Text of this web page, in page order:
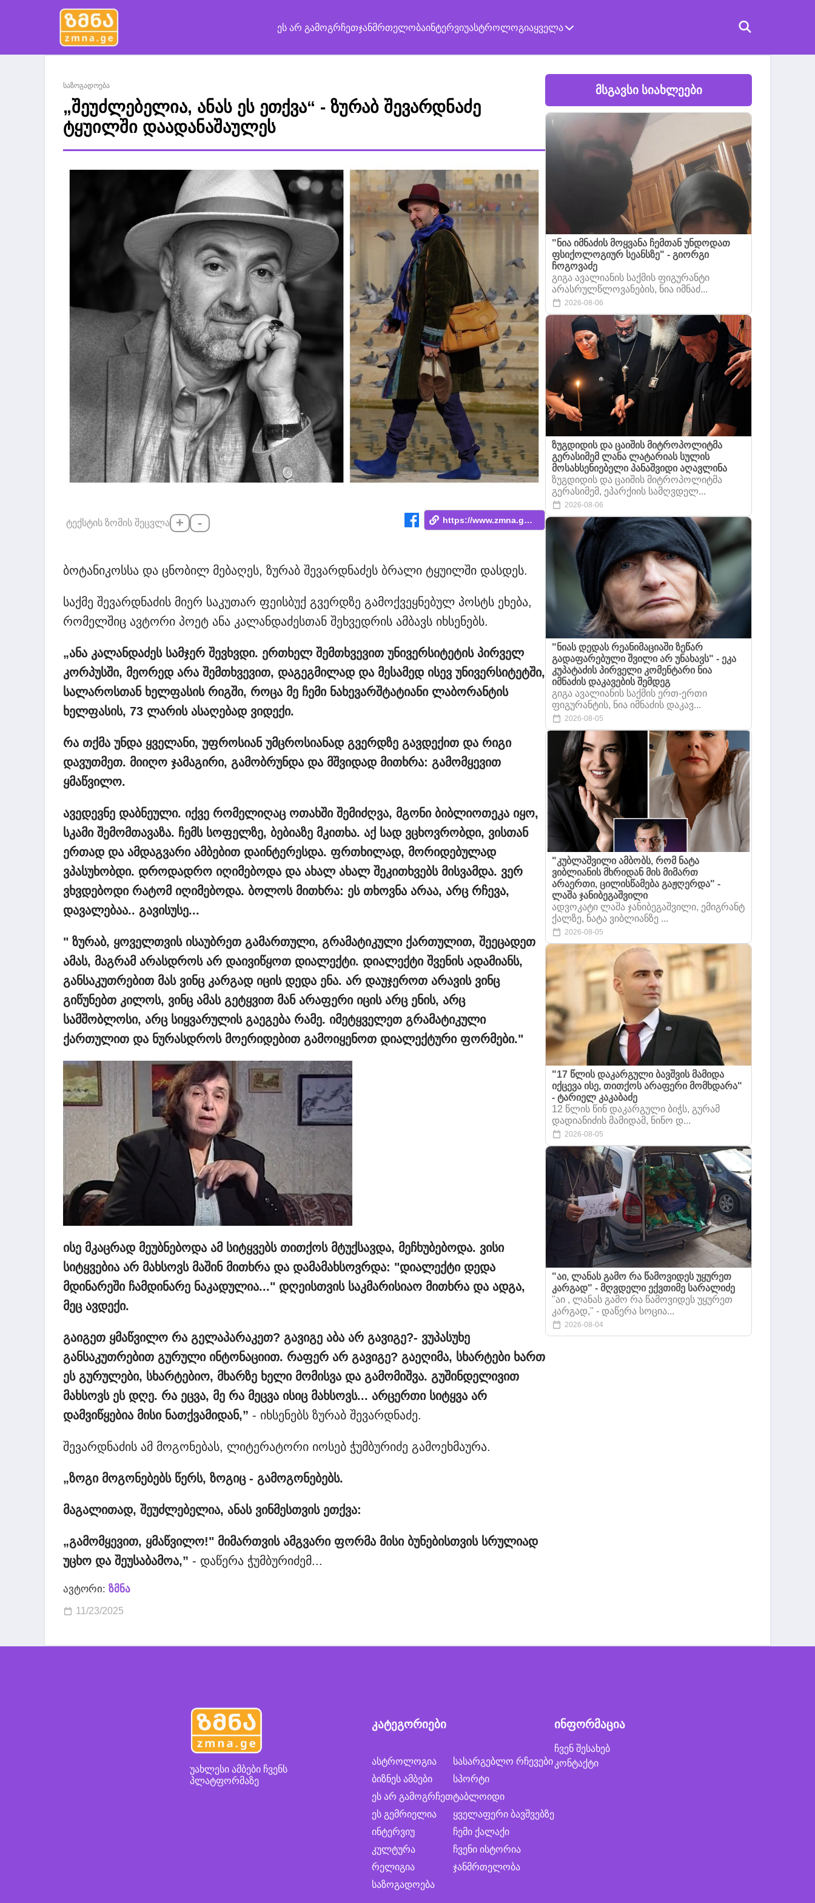
ეს არ გამოგრჩეთჯანმრთელობაინტერვიუასტროლოგიაყველა
საზოგადოება
„შეუძლებელია, ანას ეს ეთქვა“ - ზურაბ შევარდნაძე
ტყუილში დაადანაშაულეს
ტექსტის ზომის შეცვლა + - https://www.zmna.ge/news/sheudzlebelia-a...
ბოტანიკოსსა და ცნობილ მებაღეს, ზურაბ შევარდნაძეს ბრალი ტყუილში დასდეს.
საქმე შევარდნაძის მიერ საკუთარ ფეისბუქ გვერდზე გამოქვეყნებულ პოსტს ეხება,
რომელშიც ავტორი პოეტ ანა კალანდაძესთან შეხვედრის ამბავს იხსენებს.
„ანა კალანდაძეს სამჯერ შევხვდი. ერთხელ შემთხვევით უნივერსიტეტის პირველ
კორპუსში, მეორედ არა შემთხვევით, დაგეგმილად და მესამედ ისევ უნივერსიტეტში,
სალაროსთან ხელფასის რიგში, როცა მე ჩემი ნახევარშტატიანი ლაბორანტის
ხელფასის, 73 ლარის ასაღებად ვიდექი.
რა თქმა უნდა ყველანი, უფროსიან უმცროსიანად გვერდზე გავდექით და რიგი
დავუთმეთ. მიიღო ჯამაგირი, გამობრუნდა და მშვიდად მითხრა: გამომყევით
ყმაწვილო.
ავედევნე დაბნეული. იქვე რომელიღაც ოთახში შემიძღვა, მგონი ბიბლიოთეკა იყო,
სკამი შემომთავაზა. ჩემს სოფელზე, ბებიაზე მკითხა. აქ სად ვცხოვრობდი, ვისთან
ერთად და ამდაგვარი ამბებით დაინტერესდა. ფრთხილად, მორიდებულად
ვპასუხობდი. დროდადრო იღიმებოდა და ახალ ახალ შეკითხვებს მისვამდა. ვერ
ვხვდებოდი რატომ იღიმებოდა. ბოლოს მითხრა: ეს თხოვნა არაა, არც რჩევა,
დავალებაა.. გავისუსე...
" ზურაბ, ყოველთვის ისაუბრეთ გამართული, გრამატიკული ქართულით, შეეცადეთ
ამას, მაგრამ არასდროს არ დაივიწყოთ დიალექტი. დიალექტი შვენის ადამიანს,
განსაკუთრებით მას ვინც კარგად იცის დედა ენა. არ დაუჯეროთ არავის ვინც
გიწუნებთ კილოს, ვინც ამას გეტყვით მან არაფერი იცის არც ენის, არც
სამშობლოსი, არც სიყვარულის გაეგება რამე. იმეტყველეთ გრამატიკული
ქართულით და ნურასდროს მოერიდებით გამოიყენოთ დიალექტური ფორმები."
ისე მკაცრად მეუბნებოდა ამ სიტყვებს თითქოს მტუქსავდა, მეჩხუბებოდა. ვისი
სიტყვებია არ მახსოვს მაშინ მითხრა და დამამახსოვრდა: "დიალექტი დედა
მდინარეში ჩამდინარე ნაკადულია..." დღეისთვის საკმარისიაო მითხრა და ადგა,
მეც ავდექი.
გაიგეთ ყმაწვილო რა გელაპარაკეთ? გავიგე აბა არ გავიგე?- ვუპასუხე
განსაკუთრებით გურული ინტონაციით. რაფერ არ გავიგე? გაეღიმა, სხარტები ხართ
ეს გურულები, სხარტებიო, მხარზე ხელი მომისვა და გამომიშვა. გუშინდელივით
მახსოვს ეს დღე. რა ეცვა, მე რა მეცვა ისიც მახსოვს... არცერთი სიტყვა არ
დამვიწყებია მისი ნათქვამიდან,” - იხსენებს ზურაბ შევარდნაძე.
შევარდნაძის ამ მოგონებას, ლიტერატორი იოსებ ჭუმბურიძე გამოეხმაურა.
„ზოგი მოგონებებს წერს, ზოგიც - გამოგონებებს.
მაგალითად, შეუძლებელია, ანას ვინმესთვის ეთქვა:
„გამომყევით, ყმაწვილო!" მიმართვის ამგვარი ფორმა მისი ბუნებისთვის სრულიად
უცხო და შეუსაბამოა,” - დაწერა ჭუმბურიძემ...
ავტორი: ზმნა
11/23/2025
მსგავსი სიახლეები
"ნია იმნაძის მოყვანა ჩემთან უნდოდათ
ფსიქოლოგიურ სეანსზე" - გიორგი
ჩოგოვაძე
გიგა ავალიანის საქმის ფიგურანტი
არასრულწლოვანების, ნია იმნაძ...
2026-08-06
ზუგდიდის და ცაიშის მიტროპოლიტმა
გერასიმემ ლანა ლატარიას სულის
მოსახსენიებელი პანაშვიდი აღავლინა
ზუგდიდის და ცაიშის მიტროპოლიტმა
გერასიმემ, ეპარქიის სამღვდელ...
2026-08-06
"ნიას დედას რეანიმაციაში ზეწარ
გადაფარებული შვილი არ უნახავს" - ეკა
კუპატაძის პირველი კომენტარი ნია
იმნაძის დაკავების შემდეგ
გიგა ავალიანის საქმის ერთ-ერთი
ფიგურანტის, ნია იმნაძის დაკავ...
2026-08-05
"კუბლაშვილი ამბობს, რომ ნატა
ვიბლიანის მხრიდან მის მიმართ
არაერთი, ცილისწამება გაჟღერდა" -
ლაშა ჯანიბეგაშვილი
ადვოკატი ლაშა ჯანიბეგაშვილი, ემიგრანტ
ქალზე, ნატა ვიბლიანზე ...
2026-08-05
"17 წლის დაკარგული ბავშვის მამიდა
იქცევა ისე, თითქოს არაფერი მომხდარა"
- ტარიელ კაკაბაძე
12 წლის წინ დაკარგული ბიჭს, გურამ
დადიანიძის მამიდამ, ნინო დ...
2026-08-05
"აი, ლანას გამო რა წამოვიდეს უყურეთ
კარგად" - მღვდელი ექვთიმე სარალიძე
"აი , ლანას გამო რა წამოვიდეს უყურეთ
კარგად," - დაწერა სოცია...
2026-08-04
უახლესი ამბები ჩვენს
პლატფორმაზე
კატეგორიები
ასტროლოგია
ბიზნეს ამბები
ეს არ გამოგრჩეთ
ეს გემრიელია
ინტერვიუ
კულტურა
რელიგია
საზოგადოება
სასარგებლო რჩევები
სპორტი
ტაბლოიდი
ყველაფერი ბავშვებზე
ჩემი ქალაქი
ჩვენი ისტორია
ჯანმრთელობა
ინფორმაცია
ჩვენ შესახებ
კონტაქტი